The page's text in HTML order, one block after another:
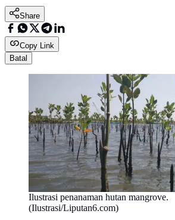
Share
Copy Link
Batal
Ilustrasi penanaman hutan mangrove.
(Ilustrasi/Liputan6.com)